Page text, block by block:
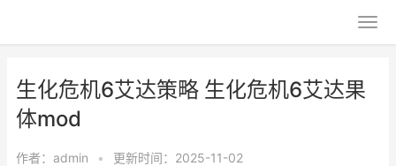
生化危机6艾达策略 生化危机6艾达果
体mod
作者： admin • 更新时间：2025-11-02